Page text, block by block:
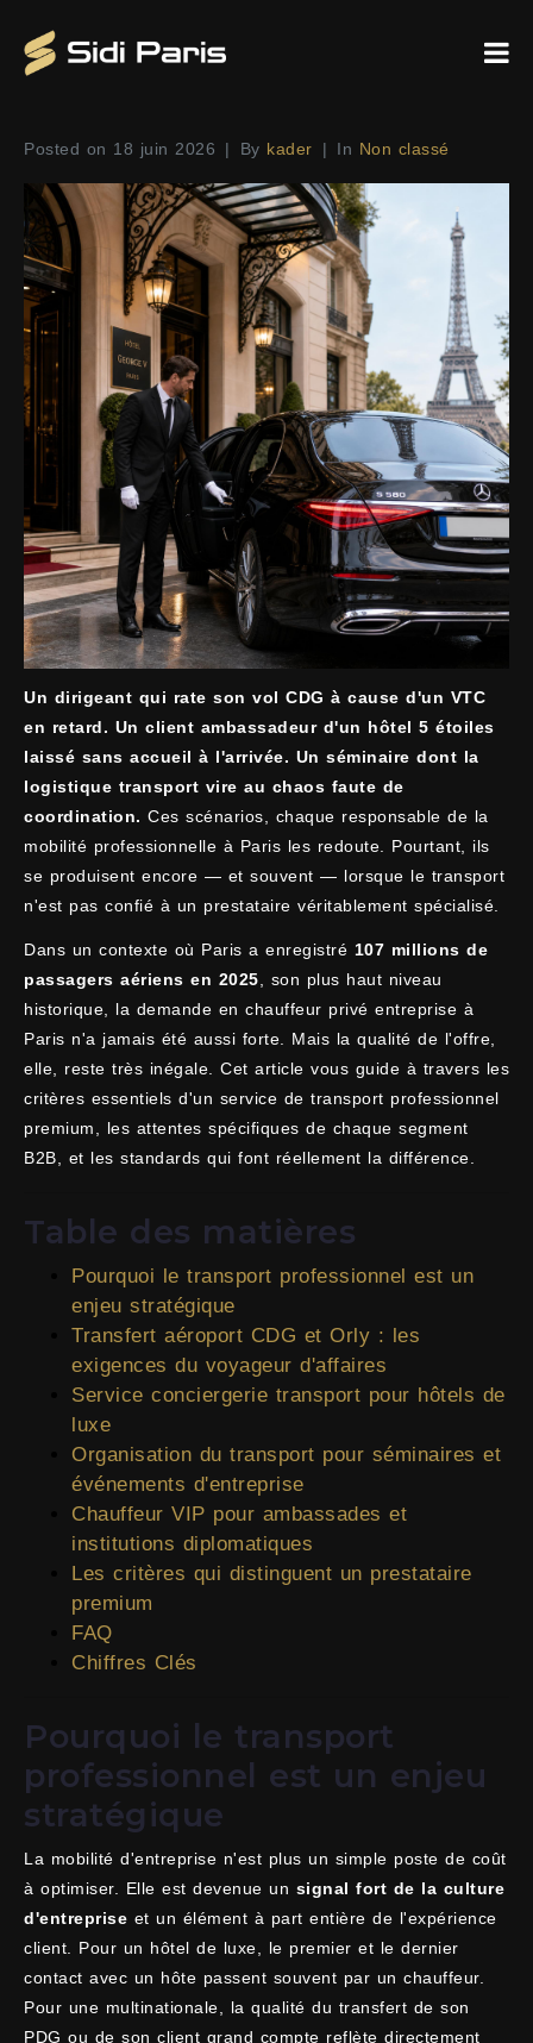
Posted on 18 juin 2026 By kader In Non classé
Un dirigeant qui rate son vol CDG à cause d'un VTC
en retard. Un client ambassadeur d'un hôtel 5 étoiles
laissé sans accueil à l'arrivée. Un séminaire dont la
logistique transport vire au chaos faute de
coordination. Ces scénarios, chaque responsable de la
mobilité professionnelle à Paris les redoute. Pourtant, ils
se produisent encore — et souvent — lorsque le transport
n'est pas confié à un prestataire véritablement spécialisé.
Dans un contexte où Paris a enregistré 107 millions de
passagers aériens en 2025 , son plus haut niveau
historique, la demande en chauffeur privé entreprise à
Paris n'a jamais été aussi forte. Mais la qualité de l'offre,
elle, reste très inégale. Cet article vous guide à travers les
critères essentiels d'un service de transport professionnel
premium, les attentes spécifiques de chaque segment
B2B, et les standards qui font réellement la différence.
Table des matières
Pourquoi le transport professionnel est un
enjeu stratégique
Transfert aéroport CDG et Orly : les
exigences du voyageur d'affaires
Service conciergerie transport pour hôtels de
luxe
Organisation du transport pour séminaires et
événements d'entreprise
Chauffeur VIP pour ambassades et
institutions diplomatiques
Les critères qui distinguent un prestataire
premium
FAQ
Chiffres Clés
Pourquoi le transport
professionnel est un enjeu
stratégique
La mobilité d'entreprise n'est plus un simple poste de coût
à optimiser. Elle est devenue un signal fort de la culture
d'entreprise et un élément à part entière de l'expérience
client. Pour un hôtel de luxe, le premier et le dernier
contact avec un hôte passent souvent par un chauffeur.
Pour une multinationale, la qualité du transfert de son
PDG ou de son client grand compte reflète directement